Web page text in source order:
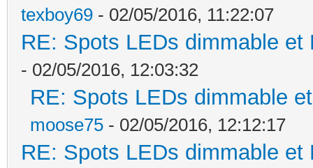
texboy69 - 02/05/2016, 11:22:07
RE: Spots LEDs dimmable
- 02/05/2016, 12:03:32
RE: Spots LEDs dimmable
moose75 - 02/05/2016, 12:12:17
RE: Spots LEDs dimmable